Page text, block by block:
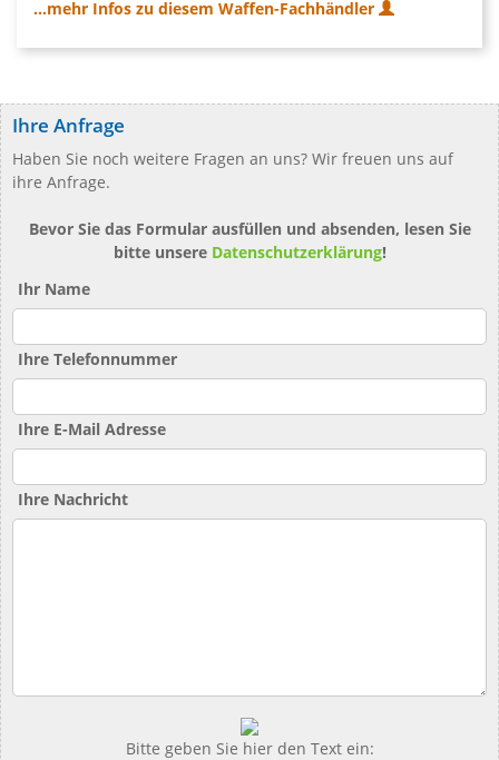
...mehr Infos zu diesem Waffen-Fachhändler
Ihre Anfrage
Haben Sie noch weitere Fragen an uns? Wir freuen uns auf
ihre Anfrage.
Bevor Sie das Formular ausfüllen und absenden, lesen Sie
bitte unsere Datenschutzerklärung!
Ihr Name
Ihre Telefonnummer
Ihre E-Mail Adresse
Ihre Nachricht
Bitte geben Sie hier den Text ein: